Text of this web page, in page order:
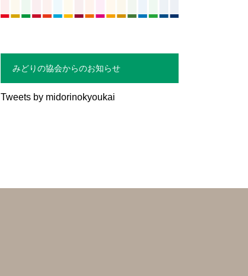
みどりの協会からのお知らせ
Tweets by midorinokyoukai